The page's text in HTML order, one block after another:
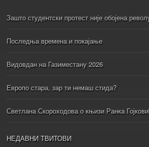
Зашто студентски протест није обојена
Последња времена и покајање
Видовдан на Газиместану 2026
Европо стара, зар ти немаш стида?
Светлана Скороходова о књизи Ранка
НЕДАВНИ ТВИТОВИ